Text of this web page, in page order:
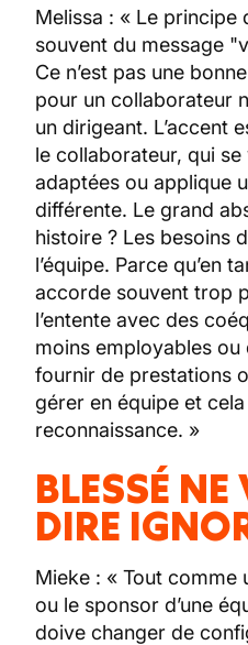
Melissa : « Le principe
souvent du message
Ce n’est pas une
pour un collaborateur
un dirigeant. L’accent
le collaborateur, qui
adaptées ou applique
différente. Le grand
histoire ? Les besoins
l’équipe. Parce qu’en
accorde souvent trop
l’entente avec des
moins employables ou
fournir de prestations
gérer en équipe et
reconnaissance. »
BLESSÉ NE
DIRE
Mieke : « Tout comme
ou le sponsor d’une
doive changer de